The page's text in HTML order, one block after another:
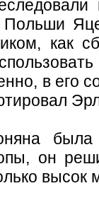
как
в его
была
он